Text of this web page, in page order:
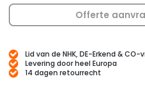
Offerte
Lid van de NHK, DE-Erkend & CO-
Levering door heel Europa
14 dagen retourrecht